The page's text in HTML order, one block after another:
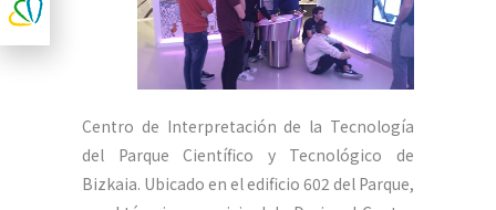
Centro de Interpretación de la Tecnología
del Parque Científico y Tecnológico de
Bizkaia. Ubicado en el edificio 602 del Parque,